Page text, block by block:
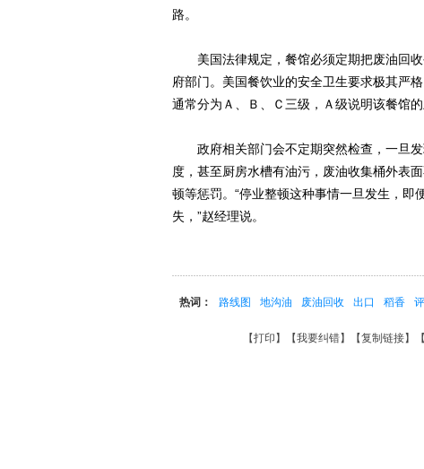
路。
美国法律规定，餐馆必须定期把废油回收
府部门。美国餐饮业的安全卫生要求极其严
通常分为Ａ、Ｂ、Ｃ三级，Ａ级说明该餐馆
政府相关部门会不定期突然检查，一旦发
度，甚至厨房水槽有油污，废油收集桶外表
顿等惩罚。“停业整顿这种事情一旦发生，
失，”赵经理说。
热词： 路线图 地沟油 废油回收 出口 稻香
【打印 】【我要纠错】【复制链接】【